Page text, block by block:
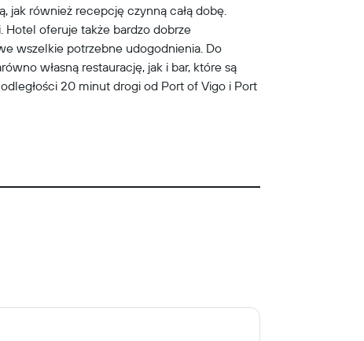
jak również recepcję czynną całą dobę.
Hotel oferuje także bardzo dobrze
wszelkie potrzebne udogodnienia. Do
własną restaurację, jak i bar, które są
20 minut drogi od Port of Vigo i Port